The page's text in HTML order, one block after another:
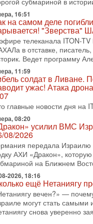
2026, 17:50
голос» Израиля:
русскоязычных
политический
взлет партии
2026, 17:00
закрытых дверей: о
Трамп и
визит премьер-
в США и его
больше вопросов,
07-2026, 15:18
готовит покушение
эскалации, но КСИР
телеканала ITON-
по вопросам
управления
07-2026, 09:02
за разоружение
07/2026
президент США
16:51
на самом деле
"Зверства"
телеканала ITON-
в отставке,
Ведет программу
11:59
солдат в Ливане.
ужас! Атака
главные новости дня на
08:20
усилил ВМС
08/2026
передала
АХИ «Дракон»,
на Ближнем
2026, 18:16
ещё Нетаниягу
вечен?» —
могут стать
снова уверенно